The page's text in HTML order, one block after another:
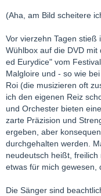
(Aha, am Bild scheitere
Vor vierzehn Tagen stieß
Wühlbox auf die DVD
ed Eurydice" vom
Malgloire und - so wie
Roi (die musizieren oft
ich den eigenen Reiz
und Orchester bieten
zarte Präzision und
ergeben, aber
durchgehalten werden.
neudeutsch heißt,
etwas für mich gewesen,
Die Sänger sind